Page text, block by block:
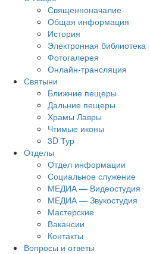
Священноначалие
Общая информация
История
Электронная библиотека
Фотогалерея
Онлайн-трансляция
Святыни
Ближние пещеры
Дальние пещеры
Храмы Лавры
Чтимые иконы
3D Тур
Отделы
Отдел информации
Социальное служение
МЕДИА — Видеостудия
МЕДИА — Звукостудия
Мастерские
Вакансии
Контакты
Вопросы и ответы